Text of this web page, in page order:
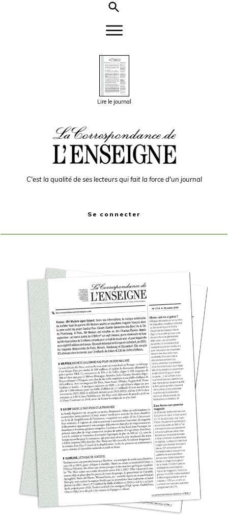
Lire le journal
C'est la qualité de ses lecteurs qui fait la force d'un journal
Se connecter